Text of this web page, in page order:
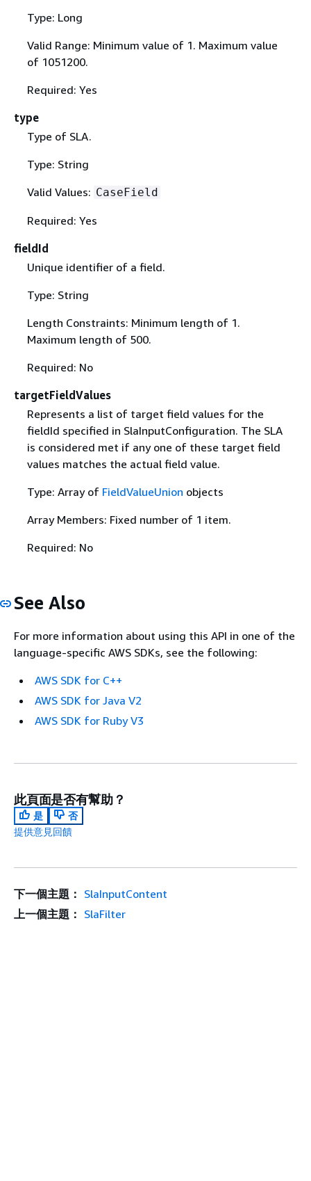
Type: Long
Valid Range: Minimum value of 1. Maximum value
of 1051200.
Required: Yes
type
Type of SLA.
Type: String
Valid Values: CaseField
Required: Yes
fieldId
Unique identifier of a field.
Type: String
Length Constraints: Minimum length of 1.
Maximum length of 500.
Required: No
targetFieldValues
Represents a list of target field values for the
fieldId specified in SlaInputConfiguration. The SLA
is considered met if any one of these target field
values matches the actual field value.
Type: Array of FieldValueUnion objects
Array Members: Fixed number of 1 item.
Required: No
See Also
For more information about using this API in one of the
language-specific AWS SDKs, see the following:
AWS SDK for C++
AWS SDK for Java V2
AWS SDK for Ruby V3
此頁面是否有幫助？
是
否
提供意見回饋
下一個主題： SlaInputContent
上一個主題： SlaFilter